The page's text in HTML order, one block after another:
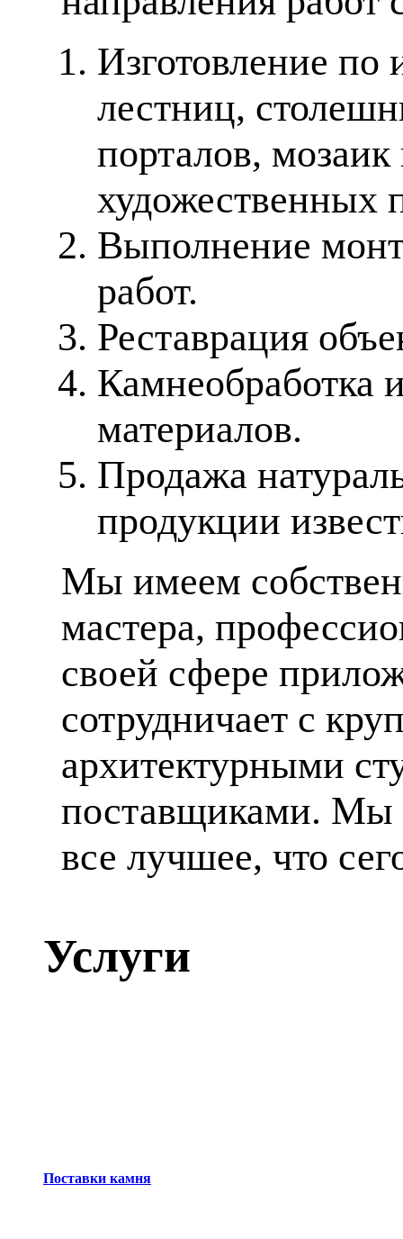
Изготовление по
лестниц,
порталов,
художественных
Выполнение
работ.
Реставрация
Камнеобработка
материалов.
Продажа
продукции
Мы имеем
мастера,
своей сфере
сотрудничает с
архитектурными
поставщиками. Мы
все лучшее, что
Услуги
Поставки камня